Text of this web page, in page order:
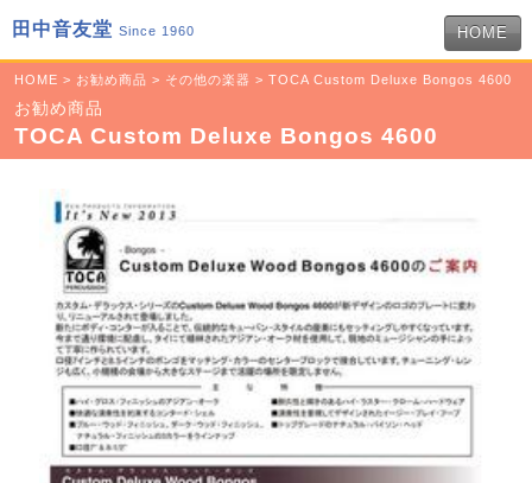
田中音友堂 Since 1960 HOME
HOME > お勧め商品 > その他の楽器 > TOCA Custom Deluxe Bongos 4600
お勧め商品
TOCA Custom Deluxe Bongos 4600